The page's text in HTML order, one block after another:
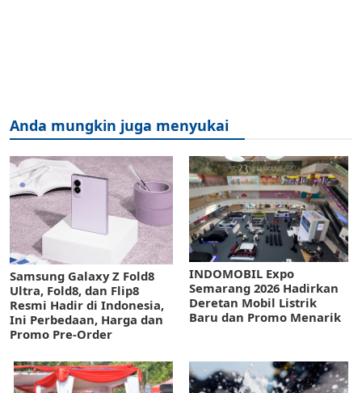
Anda mungkin juga menyukai
Samsung Galaxy Z Fold8
Ultra, Fold8, dan Flip8
Resmi Hadir di Indonesia,
Ini Perbedaan, Harga dan
Promo Pre-Order
INDOMOBIL Expo
Semarang 2026 Hadirkan
Deretan Mobil Listrik
Baru dan Promo Menarik